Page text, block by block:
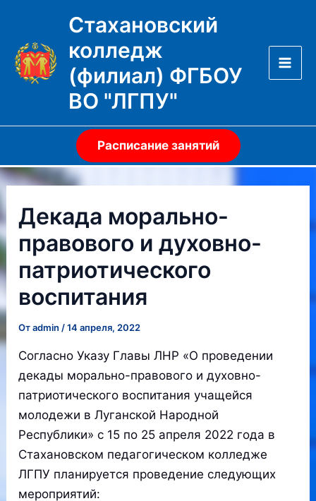
содержимому
Стахановский
колледж
(филиал) ФГБОУ
ВО "ЛГПУ"
Расписание занятий
Декада морально-
правового и духовно-
патриотического
воспитания
Отadmin /14 апреля, 2022
Согласно Указу Главы ЛНР «О проведении
декады морально-правового и духовно-
патриотического воспитания учащейся
молодежи в Луганской Народной
Республики» с 15 по 25 апреля 2022 года в
Стахановском педагогическом колледже
ЛГПУ планируется проведение следующих
мероприятий: